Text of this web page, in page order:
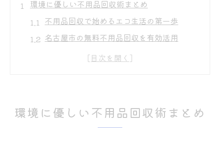
環境に優しい不用品回収術まとめ
不用品回収で始めるエコ生活の第一歩
名古屋市の無料不用品回収を有効活用
リサイクルステーションで資源循環を実践
スーパー利用で進める賢い資源分別
環境に優しい不用品回収術まとめ